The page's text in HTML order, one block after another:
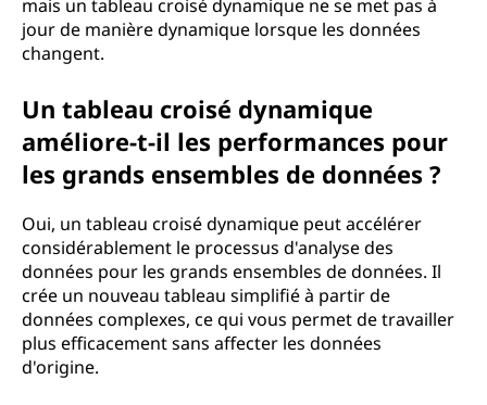
mais un tableau croisé dynamique ne se met pas à
jour de manière dynamique lorsque les données
changent.
Un tableau croisé dynamique
améliore-t-il les performances pour
les grands ensembles de données ?
Oui, un tableau croisé dynamique peut accélérer
considérablement le processus d'analyse des
données pour les grands ensembles de données. Il
crée un nouveau tableau simplifié à partir de
données complexes, ce qui vous permet de travailler
plus efficacement sans affecter les données
d'origine.